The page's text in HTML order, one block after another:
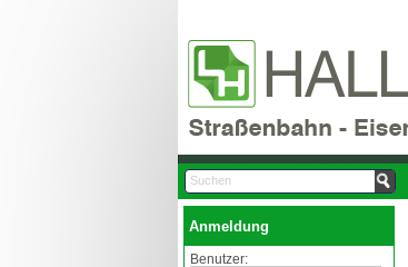
Anmeldung
Benutzer: